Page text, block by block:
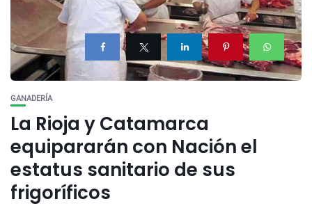
GANADERÍA
La Rioja y Catamarca
equipararán con Nación el
estatus sanitario de sus
frigoríficos